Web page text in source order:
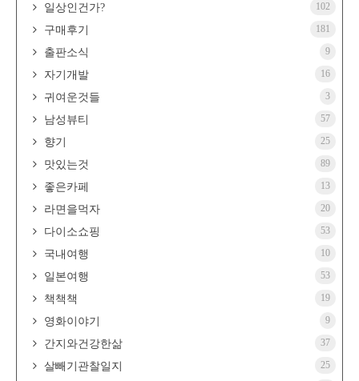
일상인건가? 102
구매후기 181
출판소식 9
자기개발 16
귀여운것들 3
남성뷰티 57
향기 25
맛있는것 89
좋은카페 13
라면을먹자 20
다이소쇼핑 53
국내여행 10
일본여행 53
책책책 19
영화이야기 9
간지와건강한삶 37
살빼기관찰일지 25